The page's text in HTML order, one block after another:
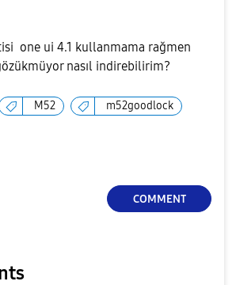
one ui 4.1 kullanmama rağmen
nasıl indirebilirim?
M52 m52goodlock
COMMENT